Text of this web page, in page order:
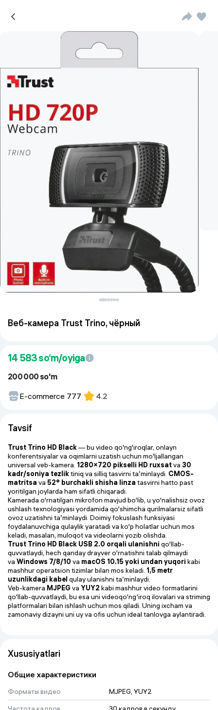
Веб-камера Trust Trino, чёрный
14 583so‘m/oyiga
200 000 so'm
E-commerce 777
4.2
Tavsif
Trust Trino HD Black— bu video qo'ng'iroqlar, onlayn
konferentsiyalar va oqimlarni uzatish uchun mo'ljallangan
universal veb-kamera. 1280×720 pikselli HD ruxsatva 30
kadr/soniya tezliktiniq va silliq tasvirni ta’minlaydi. CMOS-
matritsa va 52° burchakli shisha linza tasvirni hatto past
yoritilgan joylarda ham sifatli chiqaradi.
Kamerada o‘rnatilgan mikrofon mavjud bo‘lib, u yo‘nalishsiz ovoz
ushlash texnologiyasi yordamida qo‘shimcha qurilmalarsiz sifatli
ovoz uzatishni ta’minlaydi. Doimiy fokuslash funksiyasi
foydalanuvchiga qulaylik yaratadi va ko‘p holatlar uchun mos
keladi, masalan, muloqot va videolarni yozib olishda.
Trust Trino HD Black USB 2.0 orqali ulanishni qo‘llab-
quvvatlaydi, hech qanday drayver o‘rnatishni talab qilmaydi
va Windows 7/8/10 va macOS 10.15 yoki undan yuqori kabi
mashhur operatsion tizimlar bilan mos keladi. 1,5 metr
uzunlikdagi kabel qulay ulanishni ta’minlaydi.
Veb-kamera MJPEG va YUY2 kabi mashhur video formatlarini
qo‘llab-quvvatlaydi, bu esa uni videoqo‘ng‘iroq ilovalari va striming
platformalari bilan ishlash uchun mos qiladi. Uning ixcham va
zamonaviy dizayni uni uy va ofis uchun ideal tanlovga aylantiradi.
Xususiyatlari
Общие характеристики
Форматы видео
MJPEG, YUY2